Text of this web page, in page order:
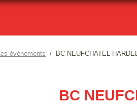
Les évènements BC NEUFCHATEL
BC